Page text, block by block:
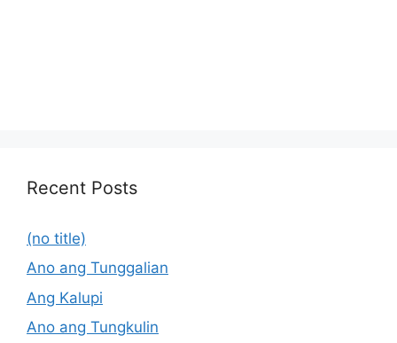
Recent Posts
(no title)
Ano ang Tunggalian
Ang Kalupi
Ano ang Tungkulin